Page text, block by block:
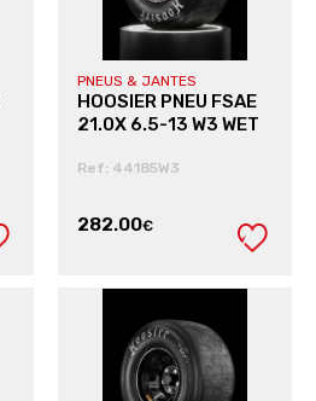
PNEUS & JANTES
HOOSIER PNEU FSAE
21.0X 6.5-13 W3 WET
Ref: 44185W3
282.00€